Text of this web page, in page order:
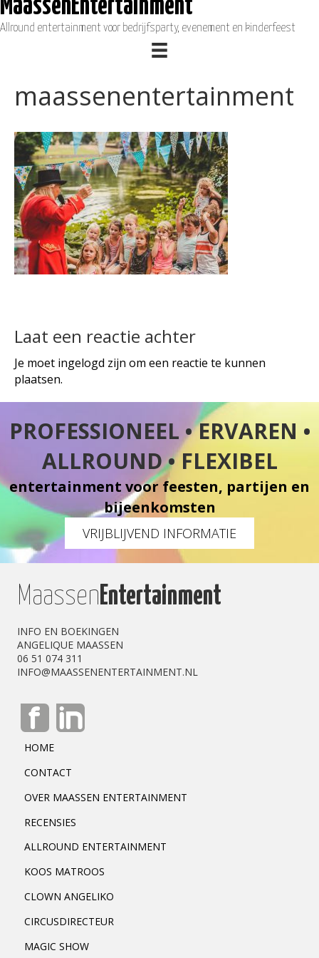
MaassenEntertainment
Allround entertainment voor bedrijfsparty, evenement en kinderfeest
maassenentertainment
Laat een reactie achter
Je moet ingelogd zijn om een reactie te kunnen
plaatsen.
PROFESSIONEEL • ERVAREN •
ALLROUND • FLEXIBEL
entertainment voor feesten, partijen en
bijeenkomsten
VRIJBLIJVEND INFORMATIE
Maassen Entertainment
INFO EN BOEKINGEN
ANGELIQUE MAASSEN
06 51 074 311
INFO@MAASSENENTERTAINMENT.NL
HOME
CONTACT
OVER MAASSEN ENTERTAINMENT
RECENSIES
ALLROUND ENTERTAINMENT
KOOS MATROOS
CLOWN ANGELIKO
CIRCUSDIRECTEUR
MAGIC SHOW